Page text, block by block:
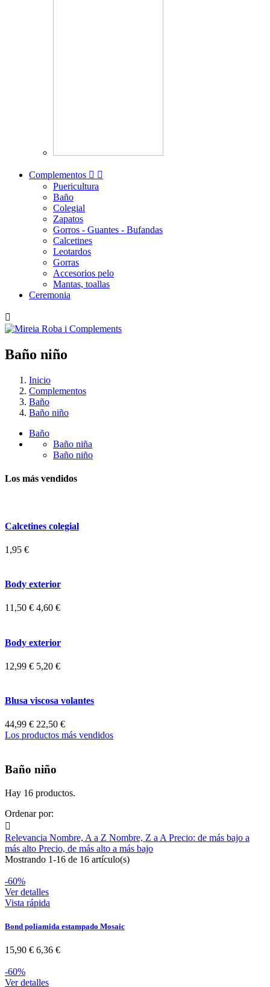
Complementos  
Puericultura
Baño
Colegial
Zapatos
Gorros - Guantes - Bufandas
Calcetines
Leotardos
Gorras
Accesorios pelo
Mantas, toallas
Ceremonia

Baño niño
Inicio
Complementos
Baño
Baño niño
Baño
Baño niña
Baño niño
Los más vendidos
Calcetines colegial
1,95 €
Body exterior
11,50 € 4,60 €
Body exterior
12,99 € 5,20 €
Blusa viscosa volantes
44,99 € 22,50 €
Los productos más vendidos
Baño niño
Hay 16 productos.
Ordenar por:

Relevancia Nombre, A a Z Nombre, Z a A Precio: de más bajo a
más alto Precio, de más alto a más bajo
Mostrando 1-16 de 16 artículo(s)
-60%
Ver detalles
Vista rápida
Bond poliamida estampado Mosaic
15,90 € 6,36 €
-60%
Ver detalles